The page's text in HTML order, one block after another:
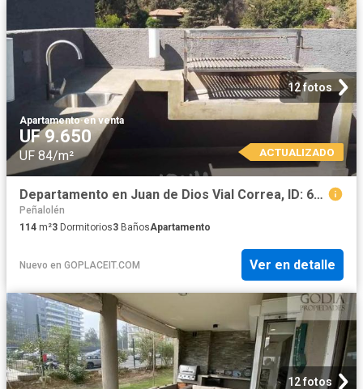
12 fotos
Apartamento·en venta
UF 9.650
UF 84/m² ACTUALIZADO
Departamento en Juan de Dios Vial Correa, ID: 68184S
Peñalolén
114 m²3 Dormitorios3 BañosApartamento
Nuevo en GOPLACEIT.COM Ver en detalle
12 fotos